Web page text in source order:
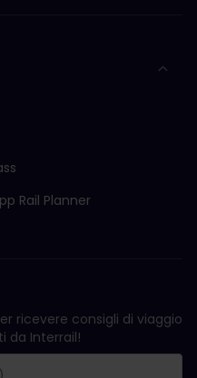
Rail Planner
ricevere consigli di viaggio
da Interrail!